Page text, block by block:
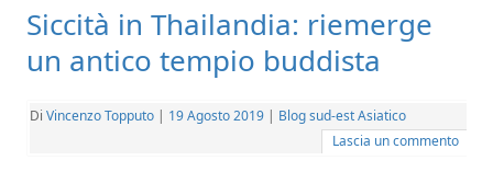
Siccità in Thailandia: riemerge
un antico tempio buddista
Di Vincenzo Topputo | 19 Agosto 2019 | Blog sud-est Asiatico
Lascia un commento